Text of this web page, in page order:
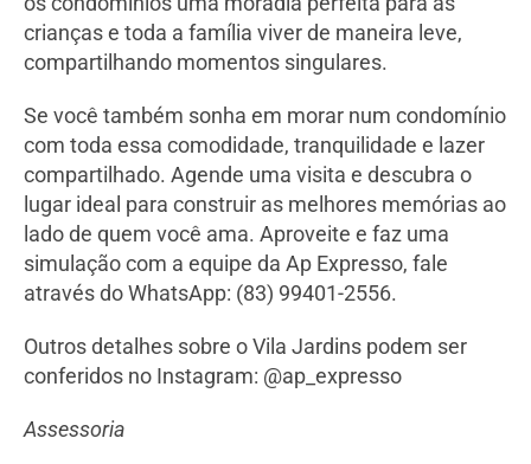
crianças e toda a família viver de maneira leve,
compartilhando momentos singulares.
Se você também sonha em morar num condomínio
com toda essa comodidade, tranquilidade e lazer
compartilhado. Agende uma visita e descubra o
lugar ideal para construir as melhores memórias ao
lado de quem você ama. Aproveite e faz uma
simulação com a equipe da Ap Expresso, fale
através do WhatsApp: (83) 99401-2556.
Outros detalhes sobre o Vila Jardins podem ser
conferidos no Instagram: @ap_expresso
Assessoria